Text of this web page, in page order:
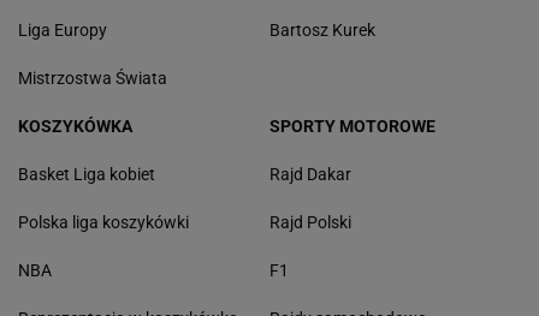
Liga Europy
Mistrzostwa Świata
Bartosz Kurek
KOSZYKÓWKA
Basket Liga kobiet
Polska liga koszykówki
NBA
SPORTY MOTOROWE
Rajd Dakar
Rajd Polski
F1